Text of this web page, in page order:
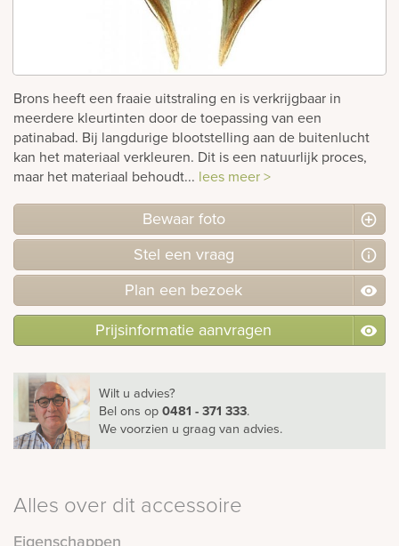
Brons heeft een fraaie uitstraling en is verkrijgbaar in
meerdere kleurtinten door de toepassing van een
patinabad. Bij langdurige blootstelling aan de buitenlucht
kan het materiaal verkleuren. Dit is een natuurlijk proces,
maar het materiaal behoudt... lees meer >
Bewaar foto
Stel een vraag
Plan een bezoek
Prijsinformatie aanvragen
Wilt u advies?
Bel ons op0481 - 371 333.
We voorzien u graag van advies.
Alles over dit accessoire
Eigenschappen